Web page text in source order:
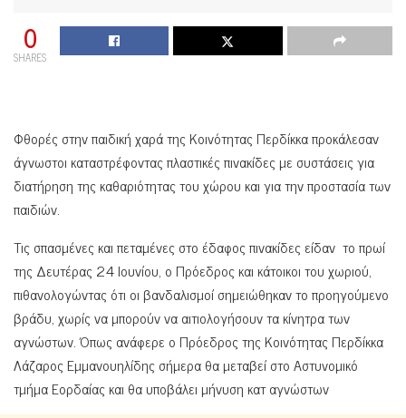
0
SHARES
Φθορές στην παιδική χαρά της Κοινότητας Περδίκκα προκάλεσαν
άγνωστοι καταστρέφοντας πλαστικές πινακίδες με συστάσεις για
διατήρηση της καθαριότητας του χώρου και για την προστασία των
παιδιών.
Τις σπασμένες και πεταμένες στο έδαφος πινακίδες είδαν το πρωί
της Δευτέρας 24 Ιουνίου, ο Πρόεδρος και κάτοικοι του χωριού,
πιθανολογώντας ότι οι βανδαλισμοί σημειώθηκαν το προηγούμενο
βράδυ, χωρίς να μπορούν να αιτιολογήσουν τα κίνητρα των
αγνώστων. Όπως ανάφερε ο Πρόεδρος της Κοινότητας Περδίκκα
Λάζαρος Εμμανουηλίδης σήμερα θα μεταβεί στο Αστυνομικό
τμήμα Εορδαίας και θα υποβάλει μήνυση κατ αγνώστων